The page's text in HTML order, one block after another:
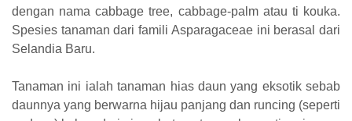
dengan nama cabbage tree, cabbage-palm atau ti kouka.
Spesies tanaman dari famili Asparagaceae ini berasal dari
Selandia Baru.
Tanaman ini ialah tanaman hias daun yang eksotik sebab
daunnya yang berwarna hijau panjang dan runcing (seperti